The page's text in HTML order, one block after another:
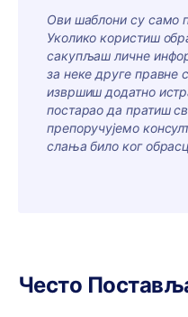
For Teams:
Ови шаблони су само
Уколико користиш
сакупљаш личне
за неке друге правне
извршиш додатно
постарао да пратиш
препоручујемо
слања било ког
Често